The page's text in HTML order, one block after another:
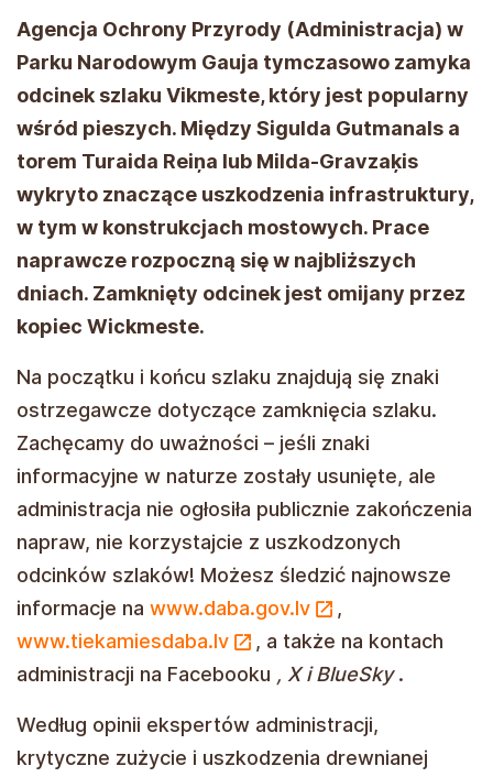
Agencja Ochrony Przyrody (Administracja) w
Parku Narodowym Gauja tymczasowo zamyka
odcinek szlaku Vikmeste, który jest popularny
wśród pieszych. Między Sigulda Gutmanals a
torem Turaida Reiņa lub Milda-Gravzaķis
wykryto znaczące uszkodzenia infrastruktury,
w tym w konstrukcjach mostowych. Prace
naprawcze rozpoczną się w najbliższych
dniach. Zamknięty odcinek jest omijany przez
kopiec Wickmeste.
Na początku i końcu szlaku znajdują się znaki
ostrzegawcze dotyczące zamknięcia szlaku.
Zachęcamy do uważności – jeśli znaki
informacyjne w naturze zostały usunięte, ale
administracja nie ogłosiła publicznie zakończenia
napraw, nie korzystajcie z uszkodzonych
odcinków szlaków! Możesz śledzić najnowsze
informacje na www.daba.gov.lv
,
www.tiekamiesdaba.lv
, a także na kontach
administracji na Facebooku , X i BlueSky.
Według opinii ekspertów administracji,
krytyczne zużycie i uszkodzenia drewnianej